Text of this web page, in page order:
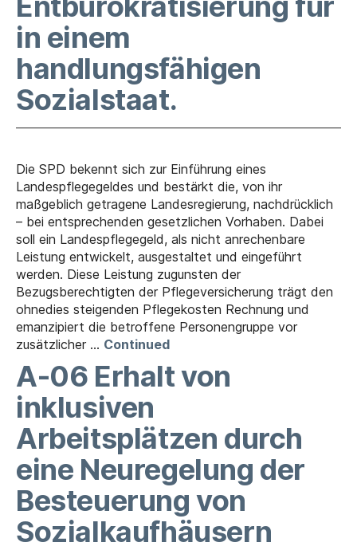
in einem
handlungsfähigen
Sozialstaat.
Die SPD bekennt sich zur Einführung eines
Landespflegegeldes und bestärkt die, von ihr
maßgeblich getragene Landesregierung, nachdrücklich
– bei entsprechenden gesetzlichen Vorhaben. Dabei
soll ein Landespflegegeld, als nicht anrechenbare
Leistung entwickelt, ausgestaltet und eingeführt
werden. Diese Leistung zugunsten der
Bezugsberechtigten der Pflegeversicherung trägt den
ohnedies steigenden Pflegekosten Rechnung und
emanzipiert die betroffene Personengruppe vor
zusätzlicher … Continued
A-06 Erhalt von
inklusiven
Arbeitsplätzen durch
eine Neuregelung der
Besteuerung von
Sozialkaufhäusern